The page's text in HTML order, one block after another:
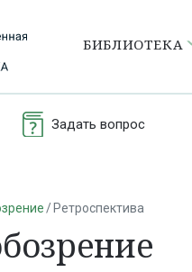
БИБЛИОТЕКА
Задать вопрос
Ретроспектива